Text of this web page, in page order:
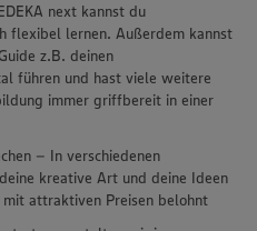
next kannst du
flexibel lernen. Außerdem kannst
z.B. deinen
führen und hast viele weitere
immer griffbereit in einer
– In verschiedenen
kreative Art und deine Ideen
attraktiven Preisen belohnt